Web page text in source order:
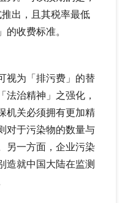
推出，且其税率最低
的收费标准。
视为「排污费」的替
法治精神」之强化，
机关必须拥有更加精
对于污染物的数量与
另一方面，企业污染
造就中国大陆在监测